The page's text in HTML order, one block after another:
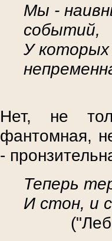
Мы -
событий,
У которых
Нет, не
фантомная,
-
Теперь
И стон, и